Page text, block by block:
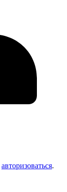
авторизоваться.